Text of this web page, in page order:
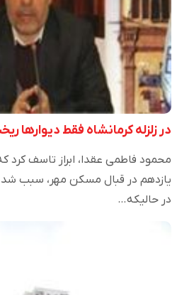
در زلزله کرمانشاه فقط دیوارها
محمود فاطمی عقدا، ابراز تاسف
یازدهم در قبال مسکن مهر، سبب
در حالیکه…